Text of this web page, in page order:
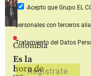
Colombia
Es la
hora de
Acepto que Grupo EL
personales con terceros
Tratamiento del Datos